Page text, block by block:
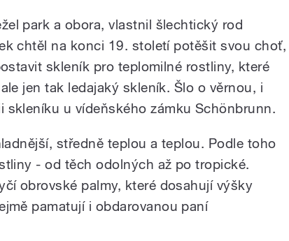
park a obora, vlastnil šlechtický rod
chtěl na konci 19. století potěšit svou choť,
skleník pro teplomilné rostliny, které
jen tak ledajaký skleník. Šlo o věrnou, i
skleníku u vídeňského zámku Schönbrunn.
středně teplou a teplou. Podle toho
- od těch odolných až po tropické.
obrovské palmy, které dosahují výšky
pamatují i obdarovanou paní